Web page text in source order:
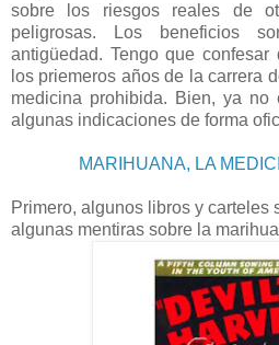
sobre los riesgos reales de
peligrosas. Los beneficios
antigüedad. Tengo que
los priemeros años de la carrera
medicina prohibida. Bien, ya
algunas indicaciones de forma
MARIHUANA, LA
Primero, algunos libros y carteles
algunas mentiras sobre la